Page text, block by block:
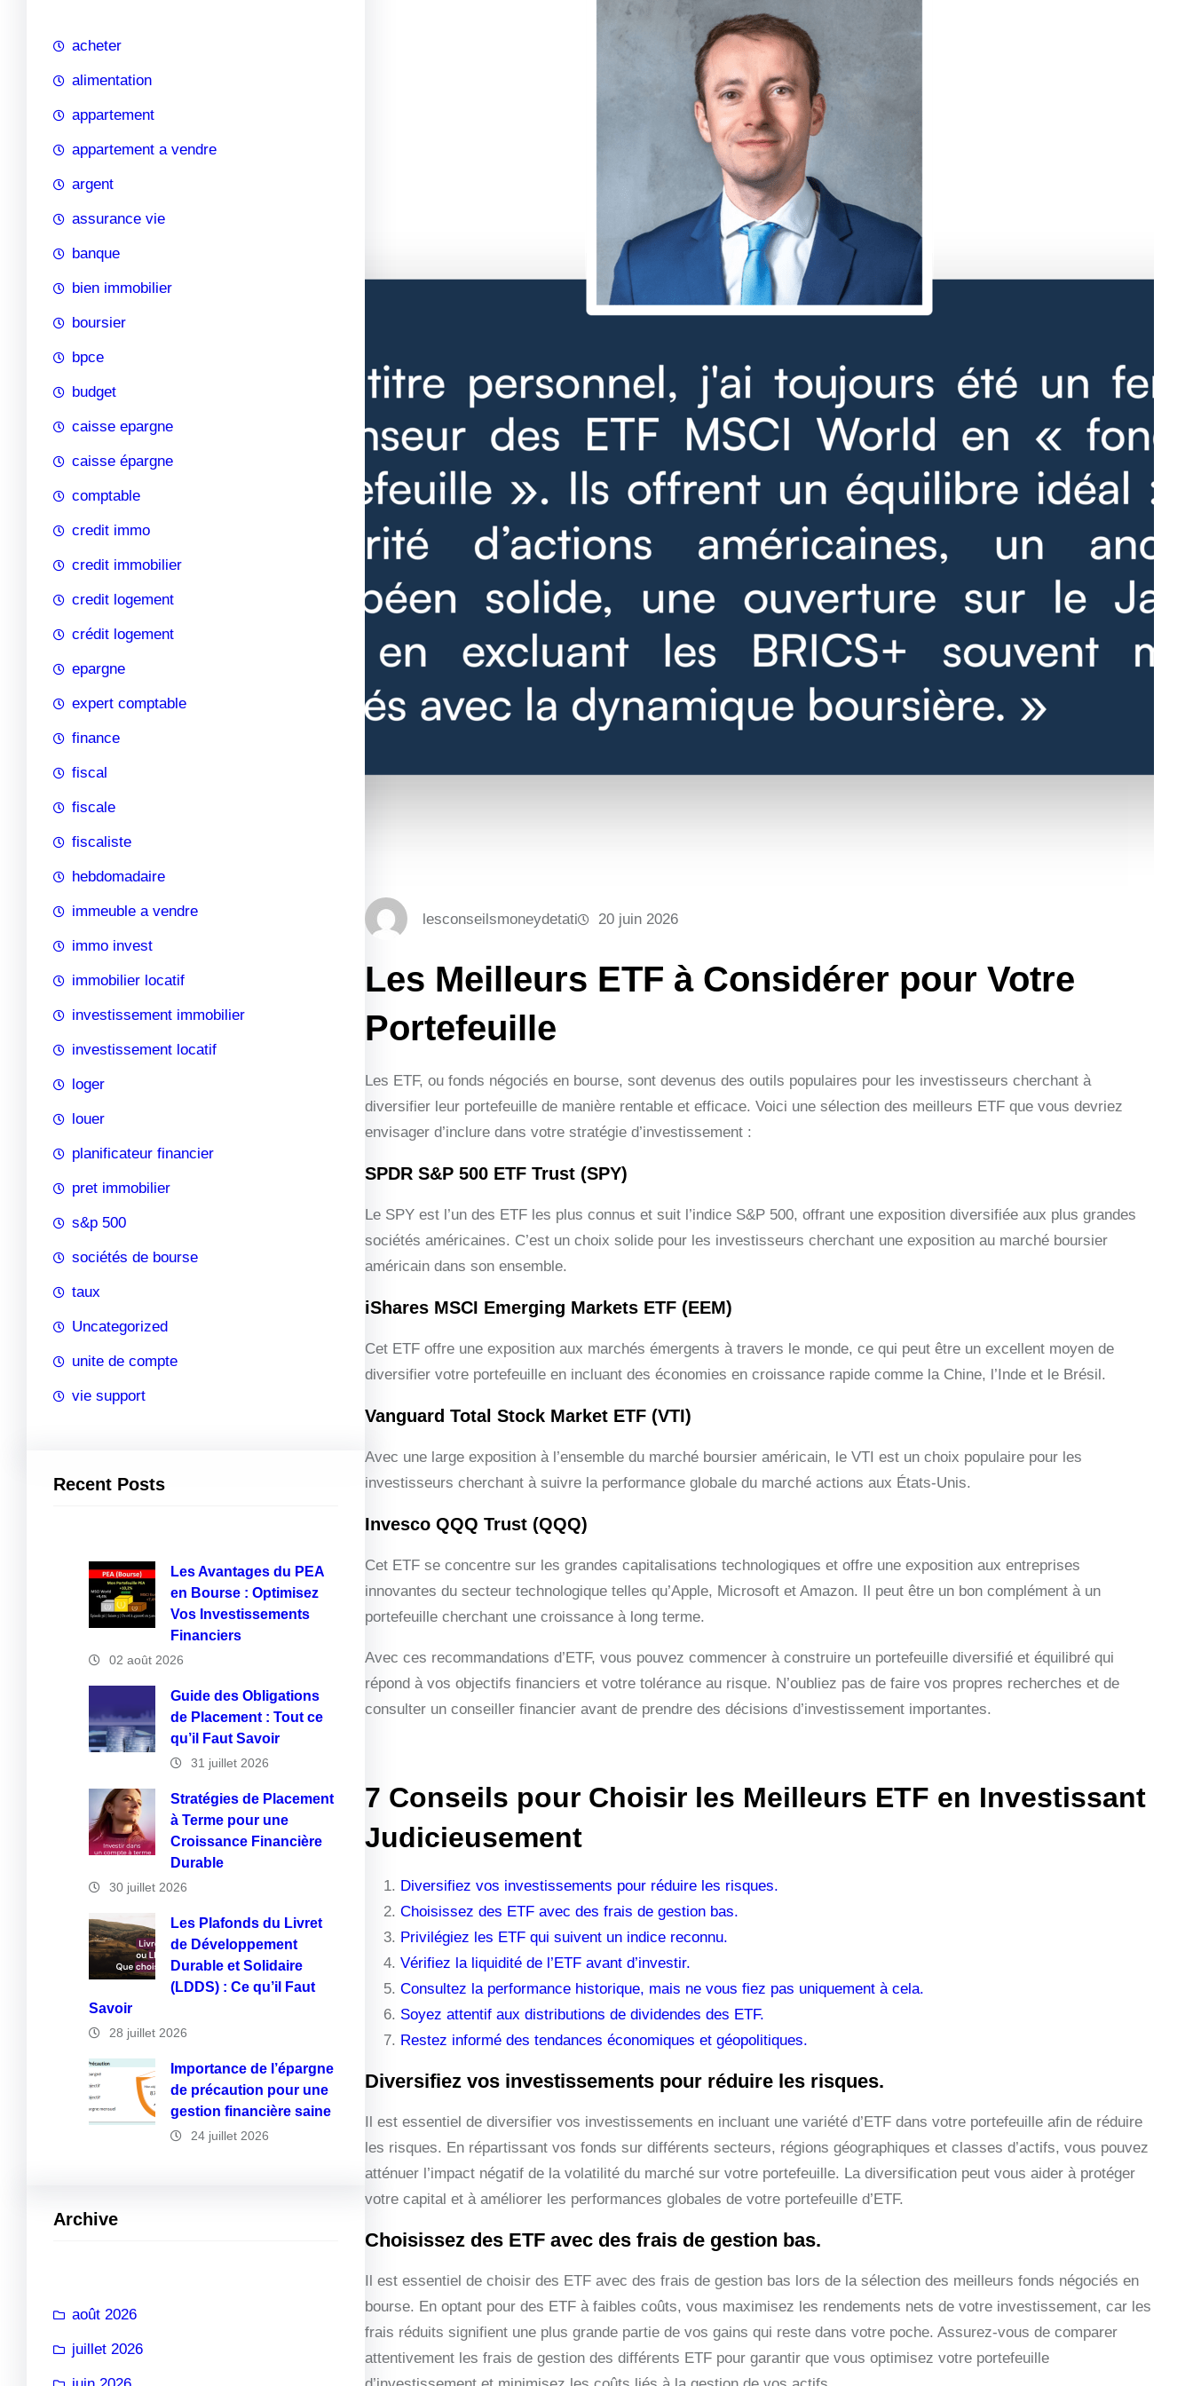
h
acheter
alimentation
appartement
appartement a vendre
argent
assurance vie
banque
bien immobilier
boursier
bpce
budget
caisse epargne
caisse épargne
comptable
credit immo
credit immobilier
credit logement
crédit logement
epargne
expert comptable
finance
fiscal
fiscale
fiscaliste
hebdomadaire
immeuble a vendre
immo invest
immobilier locatif
investissement immobilier
investissement locatif
loger
louer
planificateur financier
pret immobilier
s&p 500
sociétés de bourse
taux
Uncategorized
unite de compte
vie support
Recent Posts
Les Avantages du PEA
en Bourse : Optimisez
Vos Investissements
Financiers
02 août 2026
Guide des Obligations
de Placement : Tout ce
qu’il Faut Savoir
31 juillet 2026
Stratégies de Placement
à Terme pour une
Croissance Financière
Durable
30 juillet 2026
Les Plafonds du Livret
de Développement
Durable et Solidaire
(LDDS) : Ce qu’il Faut
Savoir
28 juillet 2026
Importance de l’épargne
de précaution pour une
gestion financière saine
24 juillet 2026
Archive
août 2026
juillet 2026
lesconseilsmoneydetati 20 juin 2026
Les Meilleurs ETF à Considérer pour Votre
Portefeuille
Les ETF, ou fonds négociés en bourse, sont devenus des outils populaires pour les investisseurs cherchant à
diversifier leur portefeuille de manière rentable et efficace. Voici une sélection des meilleurs ETF que vous devriez
envisager d’inclure dans votre stratégie d’investissement :
SPDR S&P 500 ETF Trust (SPY)
Le SPY est l’un des ETF les plus connus et suit l’indice S&P 500, offrant une exposition diversifiée aux plus grandes
sociétés américaines. C’est un choix solide pour les investisseurs cherchant une exposition au marché boursier
américain dans son ensemble.
iShares MSCI Emerging Markets ETF (EEM)
Cet ETF offre une exposition aux marchés émergents à travers le monde, ce qui peut être un excellent moyen de
diversifier votre portefeuille en incluant des économies en croissance rapide comme la Chine, l’Inde et le Brésil.
Vanguard Total Stock Market ETF (VTI)
Avec une large exposition à l’ensemble du marché boursier américain, le VTI est un choix populaire pour les
investisseurs cherchant à suivre la performance globale du marché actions aux États-Unis.
Invesco QQQ Trust (QQQ)
Cet ETF se concentre sur les grandes capitalisations technologiques et offre une exposition aux entreprises
innovantes du secteur technologique telles qu’Apple, Microsoft et Amazon. Il peut être un bon complément à un
portefeuille cherchant une croissance à long terme.
Avec ces recommandations d’ETF, vous pouvez commencer à construire un portefeuille diversifié et équilibré qui
répond à vos objectifs financiers et votre tolérance au risque. N’oubliez pas de faire vos propres recherches et de
consulter un conseiller financier avant de prendre des décisions d’investissement importantes.
7 Conseils pour Choisir les Meilleurs ETF en Investissant
Judicieusement
Diversifiez vos investissements pour réduire les risques.
Choisissez des ETF avec des frais de gestion bas.
Privilégiez les ETF qui suivent un indice reconnu.
Vérifiez la liquidité de l’ETF avant d’investir.
Consultez la performance historique, mais ne vous fiez pas uniquement à cela.
Soyez attentif aux distributions de dividendes des ETF.
Restez informé des tendances économiques et géopolitiques.
Diversifiez vos investissements pour réduire les risques.
Il est essentiel de diversifier vos investissements en incluant une variété d’ETF dans votre portefeuille afin de réduire
les risques. En répartissant vos fonds sur différents secteurs, régions géographiques et classes d’actifs, vous pouvez
atténuer l’impact négatif de la volatilité du marché sur votre portefeuille. La diversification peut vous aider à protéger
votre capital et à améliorer les performances globales de votre portefeuille d’ETF.
Choisissez des ETF avec des frais de gestion bas.
Il est essentiel de choisir des ETF avec des frais de gestion bas lors de la sélection des meilleurs fonds négociés en
bourse. En optant pour des ETF à faibles coûts, vous maximisez les rendements nets de votre investissement, car les
frais réduits signifient une plus grande partie de vos gains qui reste dans votre poche. Assurez-vous de comparer
attentivement les frais de gestion des différents ETF pour garantir que vous optimisez votre portefeuille